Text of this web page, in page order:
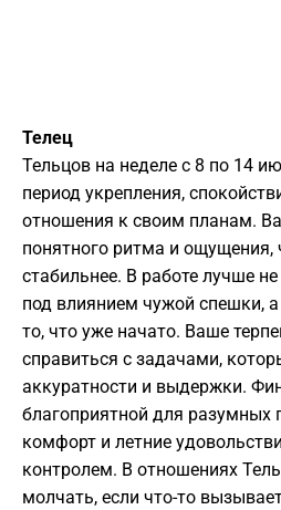
Телец
Тельцов на неделе с 8 по 14
период укрепления,
отношения к своим планам.
понятного ритма и ощущения,
стабильнее. В работе лучше
под влиянием чужой спешки,
то, что уже начато. Ваше
справиться с задачами,
аккуратности и выдержки.
благоприятной для разумных
комфорт и летние
контролем. В отношениях
молчать, если что-то